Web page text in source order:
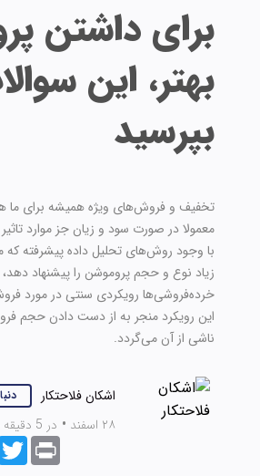
برای داشتن
بهتر، این
بپرسید
تخفیف و فروش‌های ویژه همیشه برای ما
معمولا در صورت سود و زیان جز موارد
با وجود روش‌های تحلیل داده پیشرفته که
زیاد نوع و حجم پروموشن را پیشنهاد دهد،
خرده‌فروشی‌ها رویکردی سنتی در مورد
این رویکرد منجر به از دست دادن حجم
ناشی از آن می‌گردد.
اشکان فلاحتکار
۲۸ اسفند • در 5 دقیقه بخوانید
Print